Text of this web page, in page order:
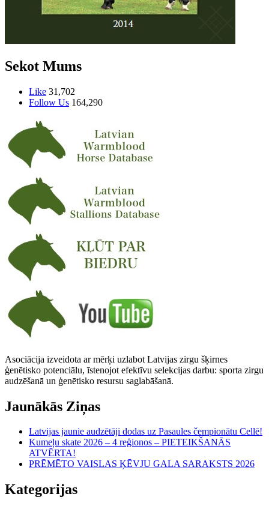
Sekot Mums
Like 31,702
Follow Us 164,290
Asociācija izveidota ar mērķi uzlabot Latvijas zirgu šķirnes
ģenētisko potenciālu, īstenojot efektīvu selekcijas darbu: sporta zirgu
audzēšanā un ģenētisko resursu saglabāšanā.
Jaunākās Ziņas
Latvijas jaunie audzētāji dodas uz Pasaules čempionātu Cellē!
Kumeļu skate 2026 – 4 reģionos – PIETEIKŠANĀS
ATVĒRTA!
PRĒMĒTO VAISLAS ĶĒVJU GALA SARAKSTS 2026
Kategorijas